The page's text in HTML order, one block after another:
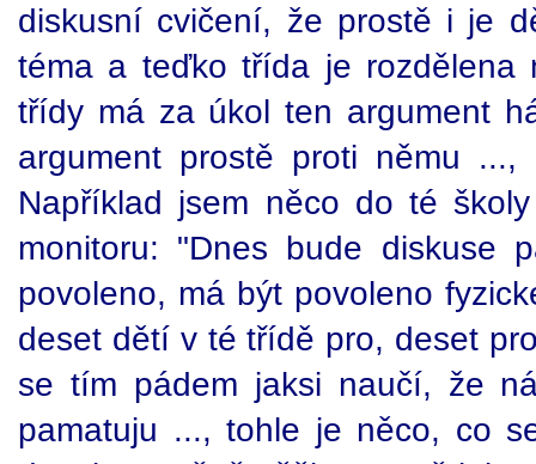
diskusní cvičení, že prostě i je
téma a teďko třída je rozdělena
třídy má za úkol ten argument
argument prostě proti němu ...,
Například jsem něco do té
monitoru: "Dnes bude diskuse
povoleno, má být povoleno
deset dětí v té třídě pro, deset
se tím pádem jaksi naučí, že
pamatuju ..., tohle je něco, co